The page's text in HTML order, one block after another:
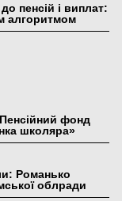
пенсій і виплат:
алгоритмом
фонд
школяра»
Романько
облради